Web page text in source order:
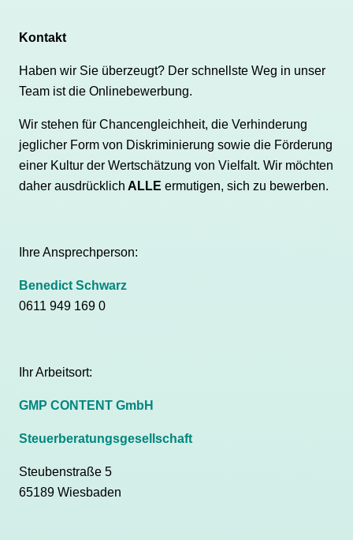
Kontakt
Haben wir Sie überzeugt? Der schnellste Weg in unser
Team ist die Onlinebewerbung.
Wir stehen für Chancengleichheit, die Verhinderung
jeglicher Form von Diskriminierung sowie die Förderung
einer Kultur der Wertschätzung von Vielfalt. Wir möchten
daher ausdrücklich ALLE ermutigen, sich zu bewerben.
Ihre Ansprechperson:
Benedict Schwarz
0611 949 169 0
Ihr Arbeitsort:
GMP CONTENT GmbH
Steuerberatungsgesellschaft
Steubenstraße 5
65189 Wiesbaden